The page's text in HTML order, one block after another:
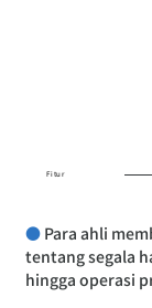
Fitur
● Para ahli
tentang segala
hingga operasi